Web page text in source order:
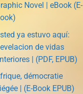
Novel | eBook (E-
ya estuvo aquí:
de vidas
| (PDF, EPUB)
démocratie
| (E-Book EPUB)